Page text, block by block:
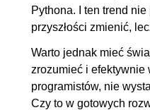
2.16. Łańcuchy
2.17. Funkcje all i any
3. Obiektowość
Pythonie
Pythona. I ten trend
przyszłości zmienić,
Warto jednak mieć
zrozumieć i efektywnie
programistów, nie
Czy to w gotowych